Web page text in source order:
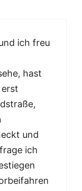
ich freu
hast
und
ich